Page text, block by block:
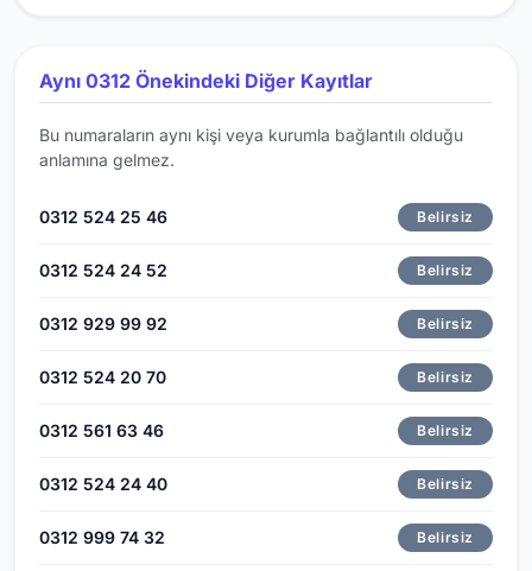
Aynı 0312 Önekindeki Diğer Kayıtlar
Bu numaraların aynı kişi veya kurumla bağlantılı olduğu
anlamına gelmez.
0312 524 25 46 Belirsiz
0312 524 24 52 Belirsiz
0312 929 99 92 Belirsiz
0312 524 20 70 Belirsiz
0312 561 63 46 Belirsiz
0312 524 24 40 Belirsiz
0312 999 74 32 Belirsiz